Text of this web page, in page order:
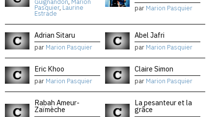
Pasquier, Laurine
Estrade
par Marion Pasquier
Adrian Sitaru
par Marion Pasquier
Abel Jafri
par Marion Pasquier
Eric Khoo
par Marion Pasquier
Claire Simon
par Marion Pasquier
Rabah Ameur-
Zaïmèche
La pesanteur et la
grâce